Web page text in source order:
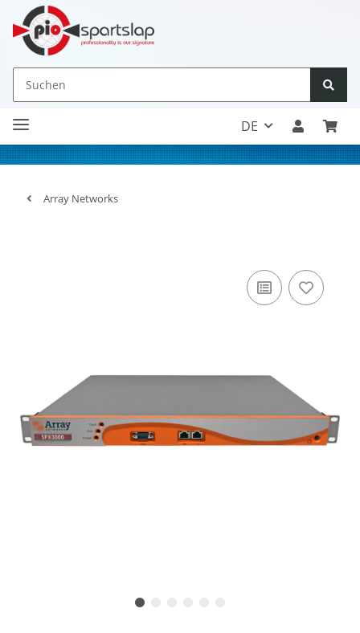
DE
Array Networks